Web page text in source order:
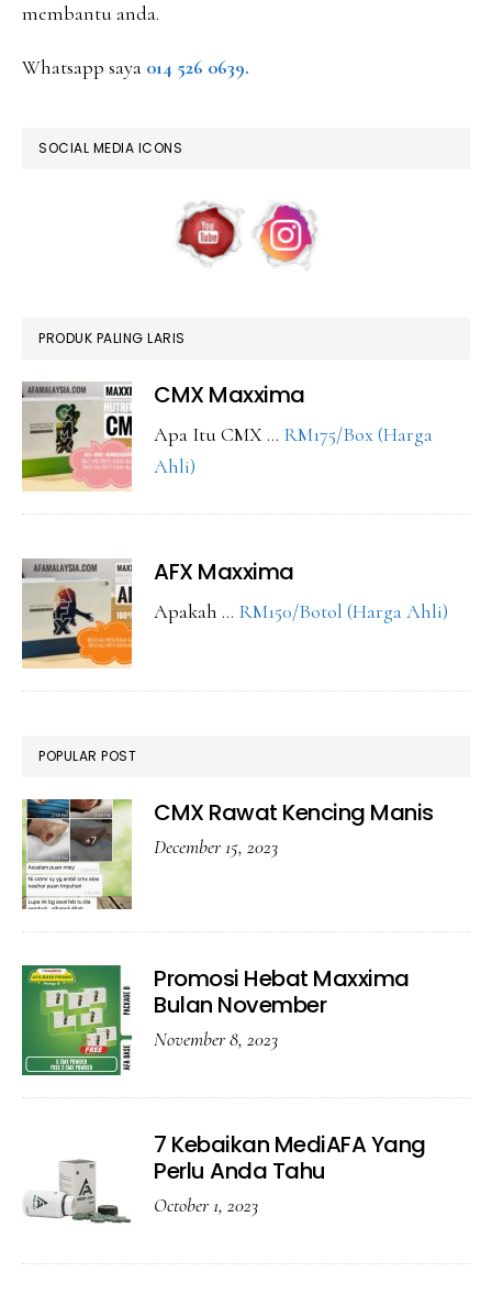
membantu anda.
Whatsapp saya 014 526 0639.
SOCIAL MEDIA ICONS
PRODUK PALING LARIS
CMX Maxxima
Apa Itu CMX … RM175/Box (Harga
Ahli)
AFX Maxxima
Apakah … RM150/Botol (Harga Ahli)
POPULAR POST
CMX Rawat Kencing Manis
December 15, 2023
Promosi Hebat Maxxima
Bulan November
November 8, 2023
7 Kebaikan MediAFA Yang
Perlu Anda Tahu
October 1, 2023